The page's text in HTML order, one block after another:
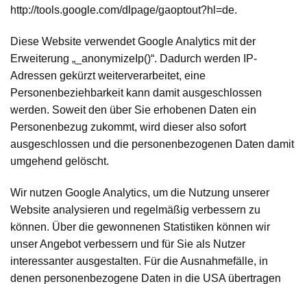
http://tools.google.com/dlpage/gaoptout?hl=de.
Diese Website verwendet Google Analytics mit der
Erweiterung „_anonymizeIp()“. Dadurch werden IP-
Adressen gekürzt weiterverarbeitet, eine
Personenbeziehbarkeit kann damit ausgeschlossen
werden. Soweit den über Sie erhobenen Daten ein
Personenbezug zukommt, wird dieser also sofort
ausgeschlossen und die personenbezogenen Daten damit
umgehend gelöscht.
Wir nutzen Google Analytics, um die Nutzung unserer
Website analysieren und regelmäßig verbessern zu
können. Über die gewonnenen Statistiken können wir
unser Angebot verbessern und für Sie als Nutzer
interessanter ausgestalten. Für die Ausnahmefälle, in
denen personenbezogene Daten in die USA übertragen